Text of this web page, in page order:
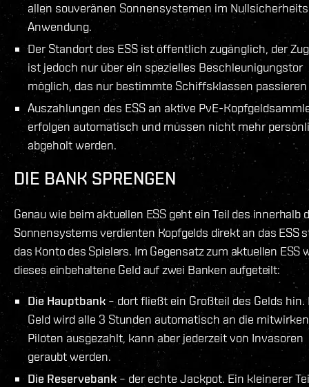
allen souveränen Sonnensystemen im
Anwendung.
Der Standort des ESS ist öffentlich zugänglich, der
ist jedoch nur über ein spezielles Beschleunigungstor
möglich, das nur bestimmte Schiffsklassen
Auszahlungen des ESS an aktive PvE-
erfolgen automatisch und müssen nicht mehr
abgeholt werden.
DIE BANK SPRENGEN
Genau wie beim aktuellen ESS geht ein Teil des innerhalb
Sonnensystems verdienten Kopfgelds direkt an das ESS
das Konto des Spielers. Im Gegensatz zum aktuellen ESS
dieses einbehaltene Geld auf zwei Banken aufgeteilt:
Die Hauptbank– dort fließt ein Großteil des Gelds hin.
Geld wird alle 3 Stunden automatisch an die
Piloten ausgezahlt, kann aber jederzeit von Invasoren
geraubt werden.
Die Reservebank– der echte Jackpot. Ein kleinerer